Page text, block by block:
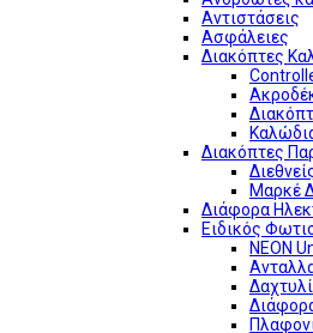
Αντιστάσεις
Ασφάλειες
Διακόπτες
Διακόπτες
Μαρκέ
Διάφορα
Ειδικός
NEON